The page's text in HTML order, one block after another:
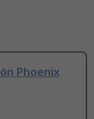
Phoenix